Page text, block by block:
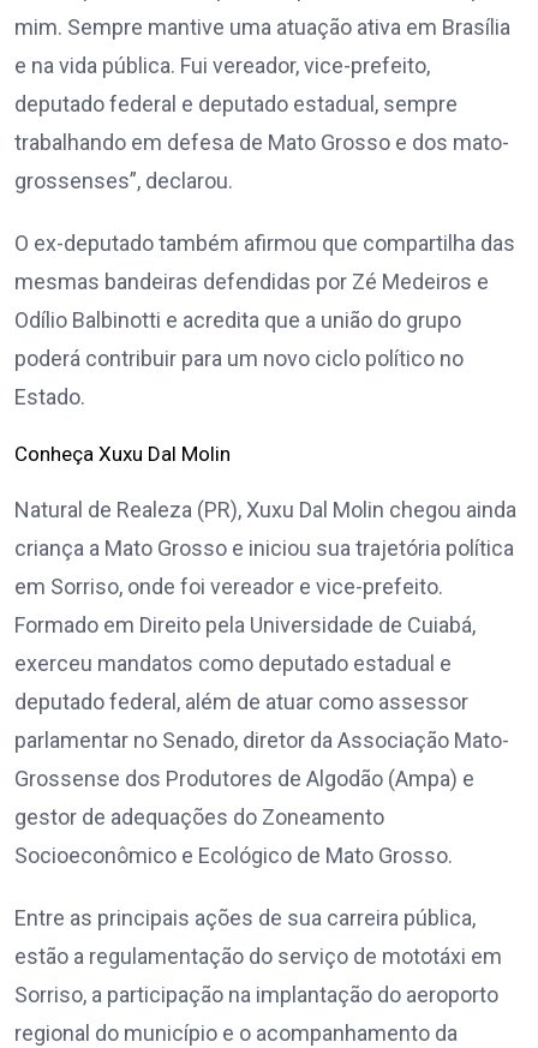
mim. Sempre mantive uma atuação ativa em Brasília
e na vida pública. Fui vereador, vice-prefeito,
deputado federal e deputado estadual, sempre
trabalhando em defesa de Mato Grosso e dos mato-
grossenses”, declarou.
O ex-deputado também afirmou que compartilha das
mesmas bandeiras defendidas por Zé Medeiros e
Odílio Balbinotti e acredita que a união do grupo
poderá contribuir para um novo ciclo político no
Estado.
Conheça Xuxu Dal Molin
Natural de Realeza (PR), Xuxu Dal Molin chegou ainda
criança a Mato Grosso e iniciou sua trajetória política
em Sorriso, onde foi vereador e vice-prefeito.
Formado em Direito pela Universidade de Cuiabá,
exerceu mandatos como deputado estadual e
deputado federal, além de atuar como assessor
parlamentar no Senado, diretor da Associação Mato-
Grossense dos Produtores de Algodão (Ampa) e
gestor de adequações do Zoneamento
Socioeconômico e Ecológico de Mato Grosso.
Entre as principais ações de sua carreira pública,
estão a regulamentação do serviço de mototáxi em
Sorriso, a participação na implantação do aeroporto
regional do município e o acompanhamento da